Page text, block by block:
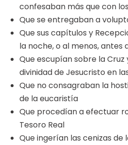
confesaban más que con
Que se entregaban a
Que sus capítulos y
la noche, o al menos, antes
Que escupían sobre la Cruz
divinidad de Jesucristo en
Que no consagraban la
de la eucaristía
Que procedían a efectuar
Tesoro Real
Que ingerían las cenizas de